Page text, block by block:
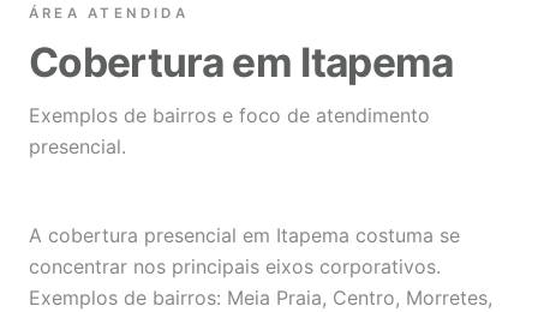
ÁREA ATENDIDA
Cobertura em Itapema
Exemplos de bairros e foco de atendimento
presencial.
A cobertura presencial em Itapema costuma se
concentrar nos principais eixos corporativos.
Exemplos de bairros: Meia Praia, Centro, Morretes,